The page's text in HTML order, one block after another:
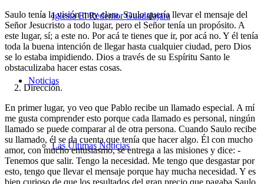
Iglesia El Redentor Guadalajara
Noticias
Las Últimas Noticias
Saulo tenía la visión muy clara. Saulo quería llevar el mensaje del
Señor Jesucristo a todo lugar, pero el Señor tenía un propósito. A
este lugar, sí; a este no. Por acá te tienes que ir, por acá no. Y él tenía
toda la buena intención de llegar hasta cualquier ciudad, pero Dios
se lo estaba impidiendo. Dios a través de su Espíritu Santo le
obstaculizaba hacer estas cosas.
2. Dirección.
En primer lugar, yo veo que Pablo recibe un llamado especial. A mí
me gusta comprender esto porque cada llamado es personal, ningún
llamado se puede comparar al de otra persona. Cuando Saulo recibe
su llamado, él se da cuenta que tenía que hacer algo. Él con mucho
amor, con mucho entusiasmo, se entrega a las misiones y dice: -
Tenemos que salir. Tengo la necesidad. Me tengo que desgastar por
esto, tengo que llevar el mensaje porque hay mucha necesidad. Y es
bien curioso de que los resultados del gran precio que pagaba Saulo